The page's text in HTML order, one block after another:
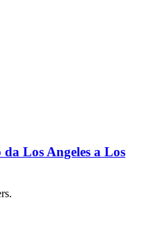
Los Angeles a Los